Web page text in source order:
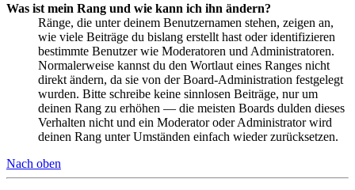
Was ist mein Rang und wie kann ich ihn ändern?
Ränge, die unter deinem Benutzernamen stehen, zeigen an,
wie viele Beiträge du bislang erstellt hast oder identifizieren
bestimmte Benutzer wie Moderatoren und Administratoren.
Normalerweise kannst du den Wortlaut eines Ranges nicht
direkt ändern, da sie von der Board-Administration festgelegt
wurden. Bitte schreibe keine sinnlosen Beiträge, nur um
deinen Rang zu erhöhen — die meisten Boards dulden dieses
Verhalten nicht und ein Moderator oder Administrator wird
deinen Rang unter Umständen einfach wieder zurücksetzen.
Nach oben